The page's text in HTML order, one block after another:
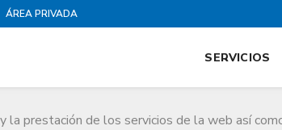
ÁREA PRIVADA
prestación de los servicios de la web así
SERVICIOS